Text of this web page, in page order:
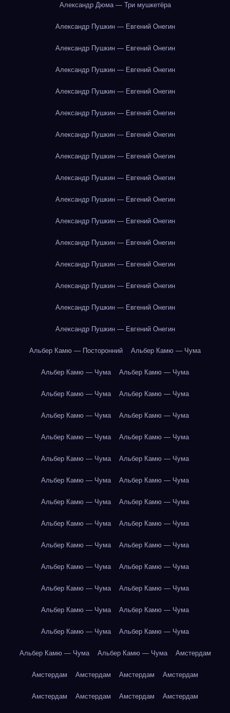
Александр Дюма — Три мушкетёра
Александр Пушкин — Евгений Онегин
Александр Пушкин — Евгений Онегин
Александр Пушкин — Евгений Онегин
Александр Пушкин — Евгений Онегин
Александр Пушкин — Евгений Онегин
Александр Пушкин — Евгений Онегин
Александр Пушкин — Евгений Онегин
Александр Пушкин — Евгений Онегин
Александр Пушкин — Евгений Онегин
Александр Пушкин — Евгений Онегин
Александр Пушкин — Евгений Онегин
Александр Пушкин — Евгений Онегин
Александр Пушкин — Евгений Онегин
Александр Пушкин — Евгений Онегин
Александр Пушкин — Евгений Онегин
Альбер Камю — Посторонний Альбер Камю — Чума
Альбер Камю — Чума Альбер Камю — Чума
Альбер Камю — Чума Альбер Камю — Чума
Альбер Камю — Чума Альбер Камю — Чума
Альбер Камю — Чума Альбер Камю — Чума
Альбер Камю — Чума Альбер Камю — Чума
Альбер Камю — Чума Альбер Камю — Чума
Альбер Камю — Чума Альбер Камю — Чума
Альбер Камю — Чума Альбер Камю — Чума
Альбер Камю — Чума Альбер Камю — Чума
Альбер Камю — Чума Альбер Камю — Чума
Альбер Камю — Чума Альбер Камю — Чума
Альбер Камю — Чума Альбер Камю — Чума
Альбер Камю — Чума Альбер Камю — Чума
Альбер Камю — Чума Альбер Камю — Чума Амстердам
Амстердам Амстердам Амстердам Амстердам
Амстердам Амстердам Амстердам Амстердам